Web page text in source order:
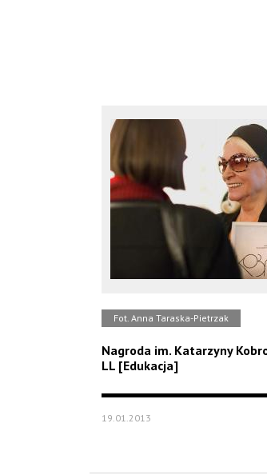
Fot. Anna Taraska-Pietrzak
Nagroda im. Katarzyny
LL [Edukacja]
19.01.2013